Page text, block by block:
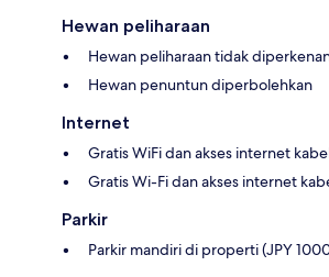
Hewan peliharaan
Hewan peliharaan tidak
Hewan penuntun diperbolehkan
Internet
Gratis WiFi dan akses internet
Gratis Wi-Fi dan akses internet
Parkir
Parkir mandiri di properti (JPY